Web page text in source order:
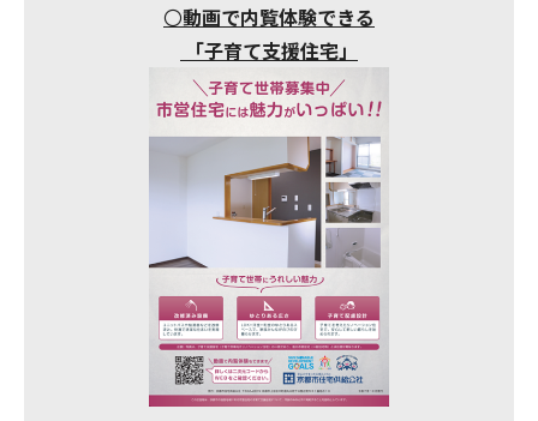
〇動画で内覧体験できる
「子育て支援住宅」